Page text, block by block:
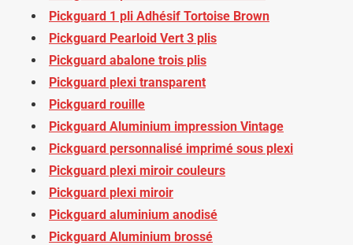
Pickguard 1 pli Adhésif Tortoise Brown
Pickguard Pearloid Vert 3 plis
Pickguard abalone trois plis
Pickguard plexi transparent
Pickguard rouille
Pickguard Aluminium impression Vintage
Pickguard personnalisé imprimé sous plexi
Pickguard plexi miroir couleurs
Pickguard plexi miroir
Pickguard aluminium anodisé
Pickguard Aluminium brossé